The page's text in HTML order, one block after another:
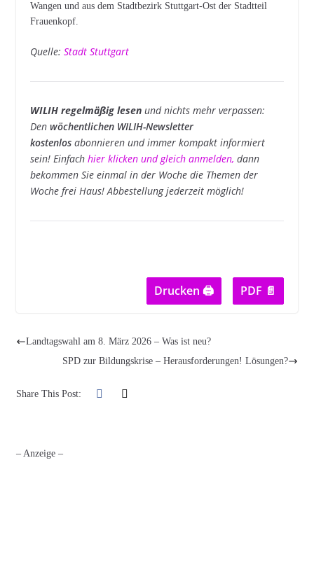
Wangen und aus dem Stadtbezirk Stuttgart-Ost der Stadtteil
Frauenkopf.
Quelle: Stadt Stuttgart
WILIH regelmäßig lesen und nichts mehr verpassen:
Den wöchentlichen WILIH-Newsletter
kostenlosabonnieren und immer kompakt informiert
sein! Einfach hier klicken und gleich anmelden, dann
bekommen Sie einmal in der Woche die Themen der
Woche frei Haus! Abbestellung jederzeit möglich!
Drucken 🖨 PDF 📄
Landtagswahl am 8. März 2026 – Was ist neu?
SPD zur Bildungskrise – Herausforderungen! Lösungen?
Share This Post:
– Anzeige –